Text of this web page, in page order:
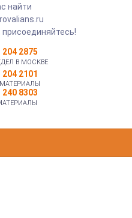
найти
204 2875
В МОСКВЕ
2101
240 8303